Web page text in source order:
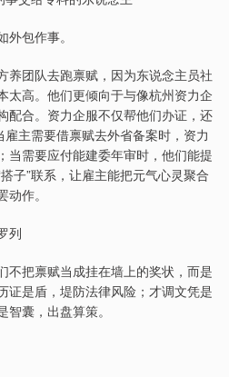
包作事。
养团队去跑禀赋，因为东说念主员社
太高。他们更倾向于与像杭州资力企
配合。资力企服不仅帮他们办证，还
雇主需要借禀赋去外省备案时，资力
当需要应付能建委年审时，他们能提
子”联系，让雇主能把元气心灵聚合
作。
列
不把禀赋当成挂在墙上的奖状，而是
证是盾，堤防法律风险；才调文凭是
囊，出盘算策。